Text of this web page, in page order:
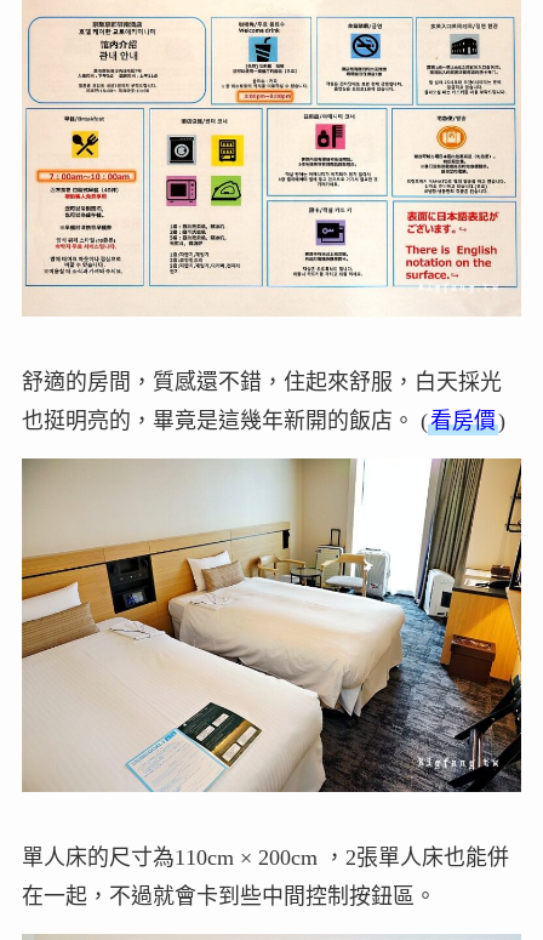
舒適的房間，質感還不錯，住起來舒服，白天採光
也挺明亮的，畢竟是這幾年新開的飯店。 (看房價)
單人床的尺寸為110cm × 200cm ，2張單人床也能併
在一起，不過就會卡到些中間控制按鈕區。